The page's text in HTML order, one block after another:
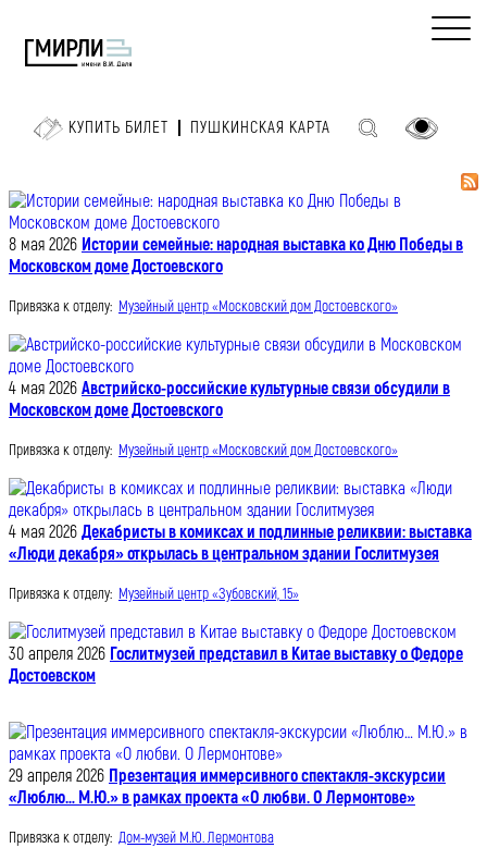
КУПИТЬ БИЛЕТ ПУШКИНСКАЯ КАРТА
8 мая 2026 Истории семейные: народная выставка ко Дню Победы в
Московском доме Достоевского
Привязка к отделу: Музейный центр «Московский дом Достоевского»
4 мая 2026 Австрийско-российские культурные связи обсудили в
Московском доме Достоевского
Привязка к отделу: Музейный центр «Московский дом Достоевского»
4 мая 2026 Декабристы в комиксах и подлинные реликвии: выставка
«Люди декабря» открылась в центральном здании Гослитмузея
Привязка к отделу: Музейный центр «Зубовский, 15»
30 апреля 2026 Гослитмузей представил в Китае выставку о Федоре
Достоевском
29 апреля 2026 Презентация иммерсивного спектакля-экскурсии
«Люблю… М.Ю.» в рамках проекта «О любви. О Лермонтове»
Привязка к отделу: Дом-музей М.Ю. Лермонтова